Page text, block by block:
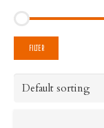
FILTER